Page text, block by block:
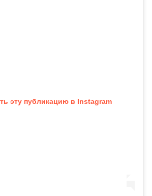
эту публикацию в Instagram